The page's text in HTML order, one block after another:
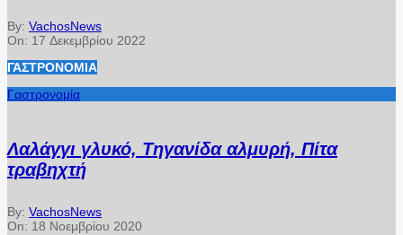
By: VachosNews
On: 17 Δεκεμβρίου 2022
ΓΑΣΤΡΟΝΟΜΊΑ
Γαστρονομία
Λαλάγγι γλυκό, Τηγανίδα αλμυρή, Πίτα
τραβηχτή
By: VachosNews
On: 18 Νοεμβρίου 2020